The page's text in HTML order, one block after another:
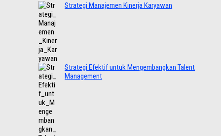
Strategi Manajemen Kinerja Karyawan
Strategi Efektif untuk Mengembangkan Talent
Management